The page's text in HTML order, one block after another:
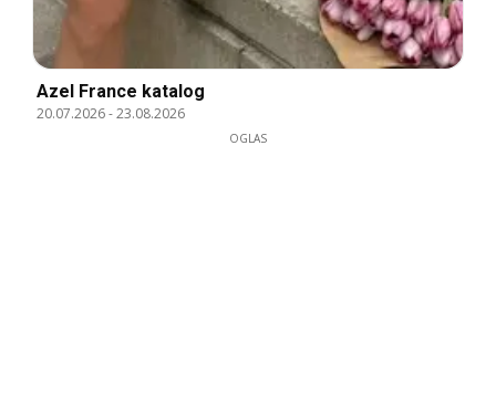
Azel France katalog
20.07.2026-23.08.2026
OGLAS